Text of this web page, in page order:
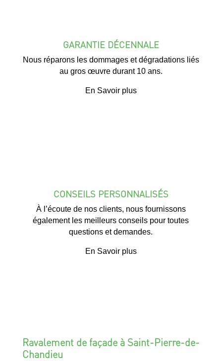
GARANTIE DÉCENNALE
Nous réparons les dommages et dégradations liés
au gros œuvre durant 10 ans.
En Savoir plus
CONSEILS PERSONNALISÉS
À l’écoute de nos clients, nous fournissons
également les meilleurs conseils pour toutes
questions et demandes.
En Savoir plus
Ravalement de façade à Saint-Pierre-de-
Chandieu